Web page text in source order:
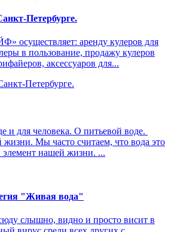
Петербурге.
осуществляет: аренду кулеров для
в пользование, продажу кулеров
аксессуаров для...
и для человека. О питьевой воде.
жизни. Мы часто считаем, что вода это
нашей жизни. ...
"Живая вода"
слышно, видно и просто висит в